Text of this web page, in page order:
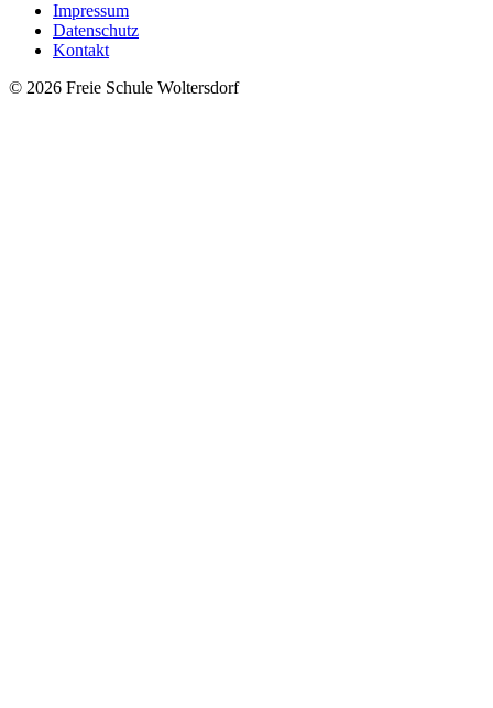
Impressum
Datenschutz
Kontakt
© 2026 Freie Schule Woltersdorf